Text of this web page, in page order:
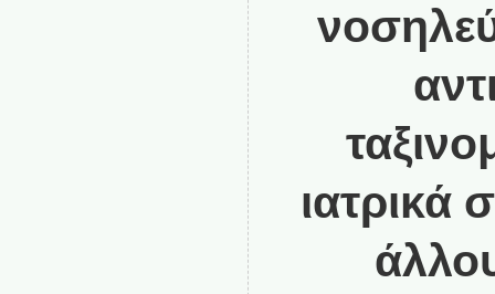
ιατρικά